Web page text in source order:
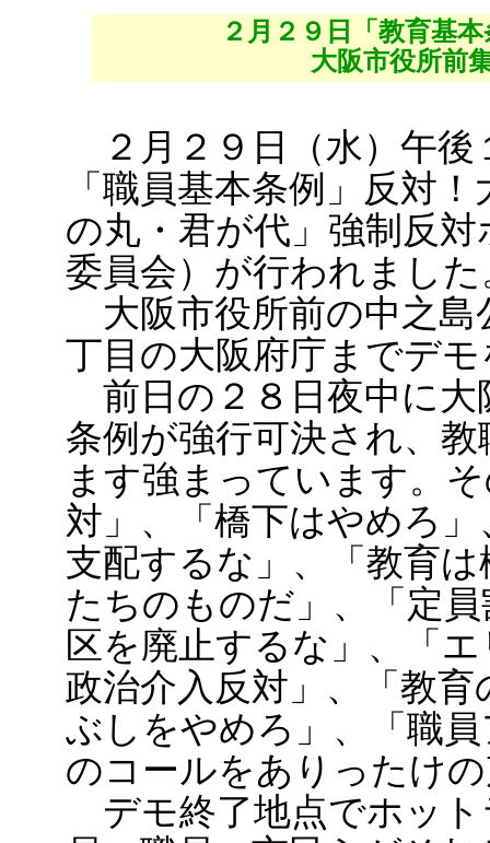
２月２９日「教育基
大阪市役所前
２月２９日（水）午後
「職員基本条例」反対
の丸・君が代」強制反
委員会）が行われました
大阪市役所前の中之島
丁目の大阪府庁までデ
前日の２８日夜中に大
条例が強行可決され、
ます強まっています。
対」、「橋下はやめろ
支配するな」、「教育
たちのものだ」、「定
区を廃止するな」、「
政治介入反対」、「教
ぶしをやめろ」、「職
のコールをありったけ
デモ終了地点でホット